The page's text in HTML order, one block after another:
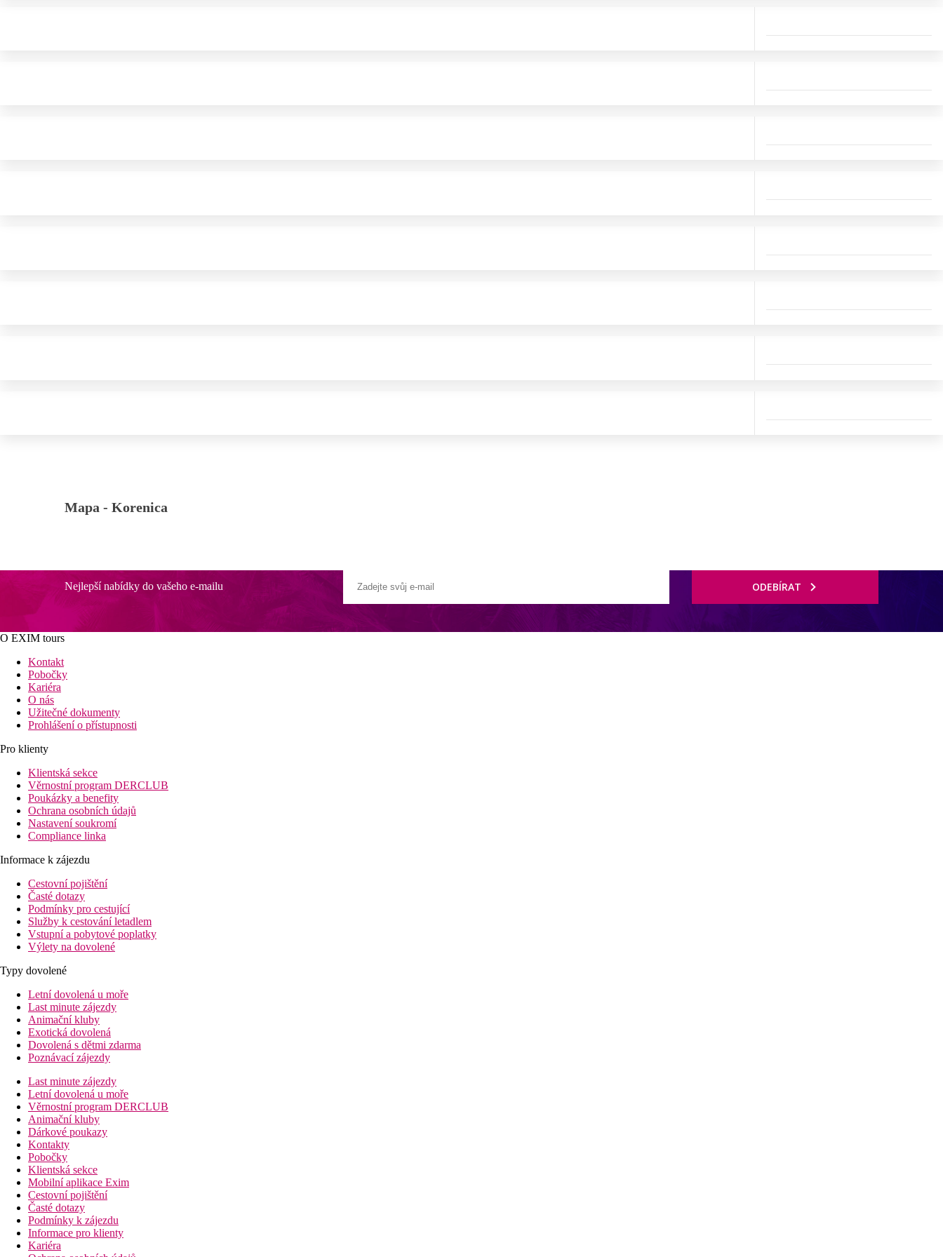
Mapa - Korenica
Nejlepší nabídky do vašeho e-mailu ODEBÍRAT
O EXIM tours
Kontakt
Pobočky
Kariéra
O nás
Užitečné dokumenty
Prohlášení o přístupnosti
Pro klienty
Klientská sekce
Věrnostní program DERCLUB
Poukázky a benefity
Ochrana osobních údajů
Nastavení soukromí
Compliance linka
Informace k zájezdu
Cestovní pojištění
Časté dotazy
Podmínky pro cestující
Služby k cestování letadlem
Vstupní a pobytové poplatky
Výlety na dovolené
Typy dovolené
Letní dovolená u moře
Last minute zájezdy
Animační kluby
Exotická dovolená
Dovolená s dětmi zdarma
Poznávací zájezdy
Last minute zájezdy
Letní dovolená u moře
Věrnostní program DERCLUB
Animační kluby
Dárkové poukazy
Kontakty
Pobočky
Klientská sekce
Mobilní aplikace Exim
Cestovní pojištění
Časté dotazy
Podmínky k zájezdu
Informace pro klienty
Kariéra